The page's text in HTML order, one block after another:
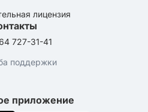
лицензия
727-31-41
поддержки
приложение